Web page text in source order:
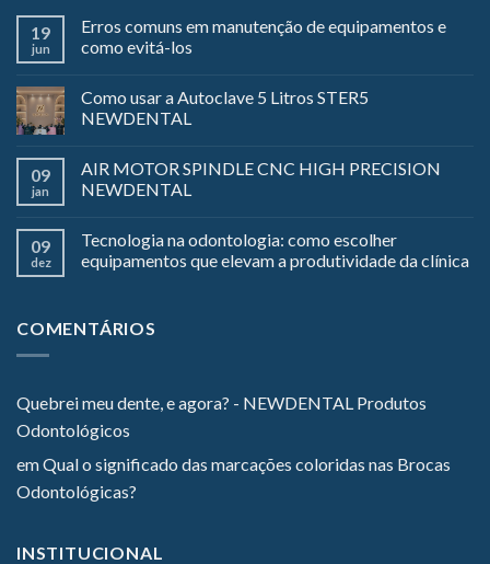
19
jun
Erros comuns em manutenção de equipamentos e
como evitá-los
Como usar a Autoclave 5 Litros STER5
NEWDENTAL
09
jan
AIR MOTOR SPINDLE CNC HIGH PRECISION
NEWDENTAL
09
dez
Tecnologia na odontologia: como escolher
equipamentos que elevam a produtividade da clínica
COMENTÁRIOS
Quebrei meu dente, e agora? - NEWDENTAL Produtos
Odontológicos
emQual o significado das marcações coloridas nas Brocas
Odontológicas?
INSTITUCIONAL